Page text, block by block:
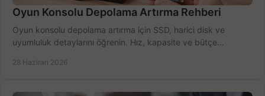
Oyun Konsolu Depolama Artırma Rehberi
Oyun konsolu depolama artırma için SSD, harici disk ve
uyumluluk detaylarını öğrenin. Hız, kapasite ve bütçe
28 Haziran 2026